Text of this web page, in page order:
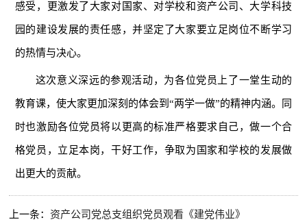
感受，更激发了大家对国家、对学校和资产公司、大学科技
园的建设发展的责任感，并坚定了大家要立足岗位不断学习
的热情与决心。
这次意义深远的参观活动，为各位党员上了一堂生动的
教育课，使大家更加深刻的体会到“两学一做”的精神内涵。同
时也激励各位党员将以更高的标准严格要求自己，做一个合
格党员，立足本岗，干好工作，争取为国家和学校的发展做
出更大的贡献。
上一条：资产公司党总支组织党员观看《建党伟业》